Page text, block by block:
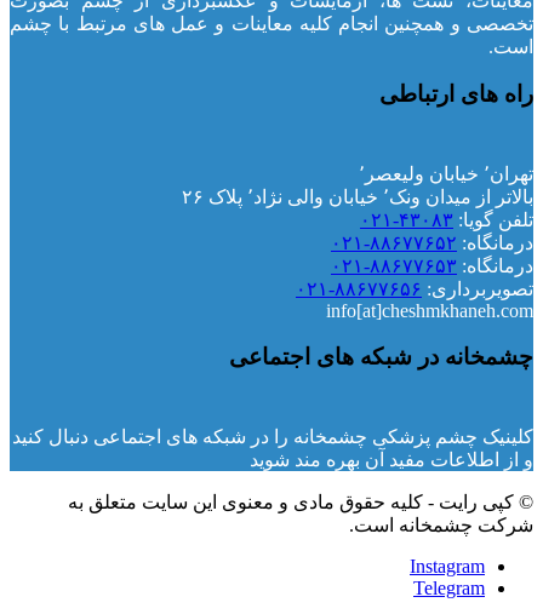
تخصصی و همچنین انجام کلیه معاینات و عمل های مرتبط با چشم
است.
راه های ارتباطی
تهران٬ خیابان ولیعصر٬
بالاتر از میدان ونک٬ خیابان والی نژاد٬ پلاک ۲۶
تلفن گویا: ۴۳۰۸۳-۰۲۱
درمانگاه: ۸۸۶۷۷۶۵۲-۰۲۱
درمانگاه: ۸۸۶۷۷۶۵۳-۰۲۱
تصویربرداری: ۸۸۶۷۷۶۵۶-۰۲۱
info[at]cheshmkhaneh.com
چشمخانه در شبکه های اجتماعی
کلینیک چشم پزشکی چشمخانه را در شبکه های اجتماعی دنبال کنید
و از اطلاعات مفید آن بهره مند شوید
© کپی رایت - کلیه حقوق مادی و معنوی این سایت متعلق به
شرکت چشمخانه است.
Instagram
Telegram